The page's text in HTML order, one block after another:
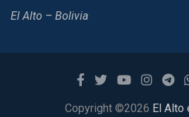
El Alto – Bolivia
Copyright ©2026 El Alto